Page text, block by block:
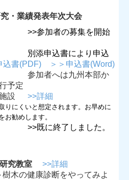
・業績発表年次大会
加者の募集を開始
により申込
込書(PDF)
＞＞申込書(Word)
九州本部か
予定
施設>>詳細
りにくいと想定されます。お早めに
お勧めします。
>>既に終了しました。
究教室
>>詳細
木の健康診断をやってみよ